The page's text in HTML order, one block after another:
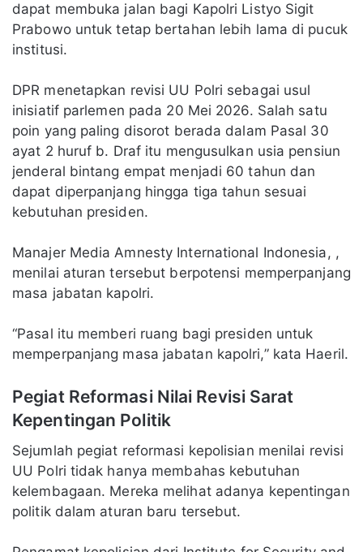
dapat membuka jalan bagi Kapolri Listyo Sigit
Prabowo untuk tetap bertahan lebih lama di pucuk
institusi.
DPR menetapkan revisi UU Polri sebagai usul
inisiatif parlemen pada 20 Mei 2026. Salah satu
poin yang paling disorot berada dalam Pasal 30
ayat 2 huruf b. Draf itu mengusulkan usia pensiun
jenderal bintang empat menjadi 60 tahun dan
dapat diperpanjang hingga tiga tahun sesuai
kebutuhan presiden.
Manajer Media Amnesty International Indonesia, ,
menilai aturan tersebut berpotensi memperpanjang
masa jabatan kapolri.
“Pasal itu memberi ruang bagi presiden untuk
memperpanjang masa jabatan kapolri,” kata Haeril.
Pegiat Reformasi Nilai Revisi Sarat
Kepentingan Politik
Sejumlah pegiat reformasi kepolisian menilai revisi
UU Polri tidak hanya membahas kebutuhan
kelembagaan. Mereka melihat adanya kepentingan
politik dalam aturan baru tersebut.